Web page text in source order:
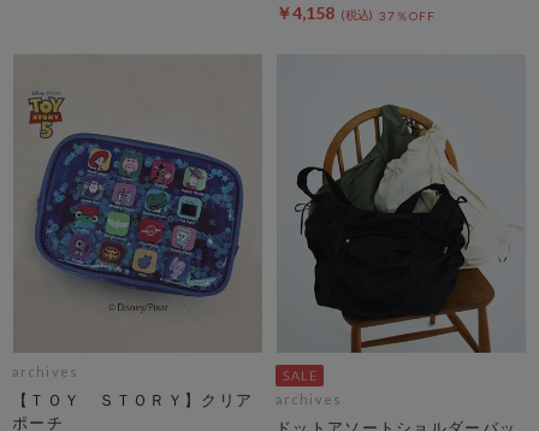
￥4,158 37％OFF
archives
【ＴＯＹ ＳＴＯＲＹ】クリア
ポーチ
archives